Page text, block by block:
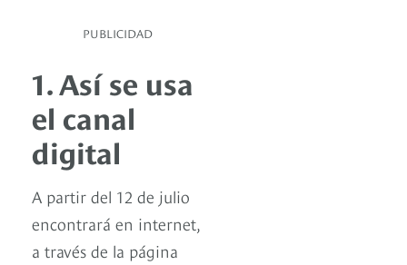
PUBLICIDAD
1. Así se usa
el canal
digital
A partir del 12 de julio
encontrará en internet,
a través de la página